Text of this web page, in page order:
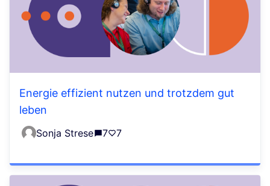
Energie effizient nutzen und trotzdem gut
leben
Sonja Strese 7 7